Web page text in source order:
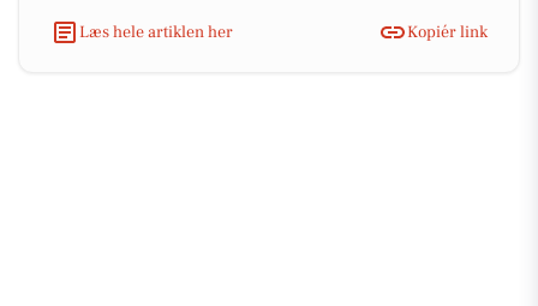
Læs hele artiklen her
Kopiér link